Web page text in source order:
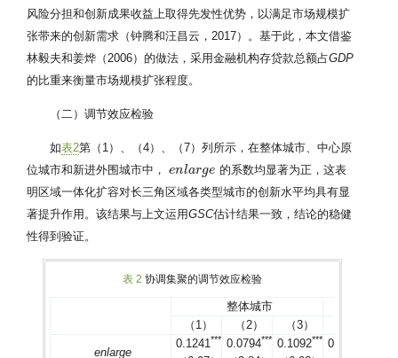
风险分担和创新成果收益上取得先发性优势，以满足市场规模扩
张带来的创新需求（钟腾和汪昌云，2017）。基于此，本文借鉴
林毅夫和姜烨（2006）的做法，采用金融机构存贷款总额占GDP
的比重来衡量市场规模扩张程度。
（二）调节效应检验
如表2第（1）、（4）、（7）列所示，在整体城市、中心原
位城市和新进外围城市中，
enlarge
enlarge
的系数均显著为正，这表
明区域一体化扩容对长三角区域各类型城市的创新水平均具有显
著提升作用。该结果与上文运用GSC估计结果一致，结论的稳健
性得到验证。
表 2 协调集聚的调节效应检验
整体城市
（1）
（2） （3）
enlarge
0.1241*** 0.0794*** 0.1092*** 0.0556